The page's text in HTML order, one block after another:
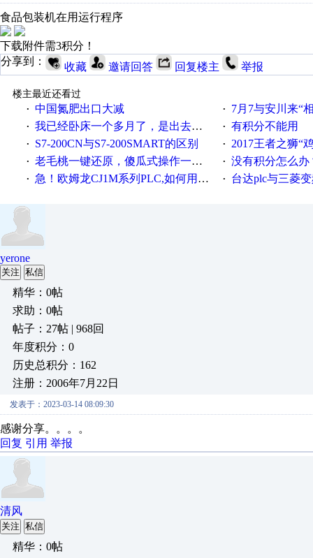
食品包装机在用运行程序
下载附件需3积分！
分享到：
收藏 邀请回答 回复楼主 举报
楼主最近还看过
· 中国氮肥出口大减 · 7月7与安川来“
· 我已经卧床一个多月了，是出去安装机械手在高速遭遇车祸所致:大家工作都要特别注意啊 · 有积分不能用
· S7-200CN与S7-200SMART的区别 · 2017王者之狮“鸡”情签到
· 老毛桃一键还原，傻瓜式操作一键轻松备份还原；程序为向导式安装，一键即可实现自动备份或还原系统。 · 没有积分怎么办
· 急！欧姆龙CJ1M系列PLC,如何用时间控制变频器。要求时间在组态王中可以自由输入！拜托各位大神了！ · 台达plc与三菱
yerone
关注 私信
精华：0帖
求助：0帖
帖子：27帖 | 968回
年度积分：0
历史总积分：162
注册：2006年7月22日
发表于：2023-03-14 08:09:30
感谢分享。。。。
回复 引用 举报
清风
关注 私信
精华：0帖